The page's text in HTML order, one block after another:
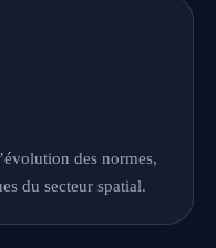
des normes,
du secteur spatial.